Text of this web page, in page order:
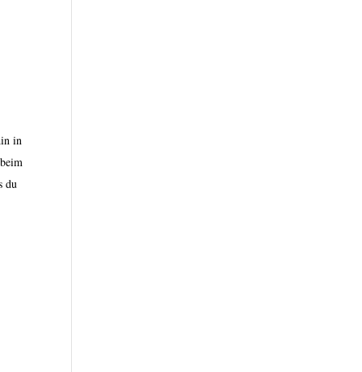
in
du